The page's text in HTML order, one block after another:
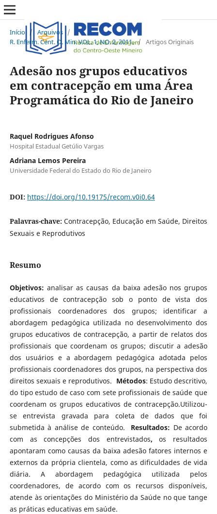
Início / Arquivos /
R. Enferm. Cent. O. Min. VOL. 1, NO. 2, 2011. / Artigos Originais
Adesão nos grupos educativos
em contracepção em uma Área
Programática do Rio de Janeiro
Raquel Rodrigues Afonso
Hospital Estadual Getúlio Vargas
Adriana Lemos Pereira
Universidade Federal do Estado do Rio de Janeiro
DOI: https://doi.org/10.19175/recom.v0i0.64
Palavras-chave:Contracepção, Educação em Saúde, Direitos
Sexuais e Reprodutivos
Resumo
Objetivos:analisar as causas da baixa adesão nos grupos
educativos de contracepção sob o ponto de vista dos
profissionais coordenadores dos grupos; identificar a
abordagem pedagógica utilizada no desenvolvimento dos
grupos educativos de contracepção, a partir de relatos dos
profissionais que coordenam os grupos; discutir a adesão
dos usuários e a abordagem pedagógica adotada pelos
profissionais coordenadores dos grupos, na perspectiva dos
direitos sexuais e reprodutivos. Métodos: Estudo descritivo,
do tipo estudo de caso com sete profissionais de saúde que
coordenam os grupos educativos de contracepção.Utilizou-
se entrevista gravada para coleta de dados que foi
submetida à análise de conteúdo. Resultados: De acordo
com as concepções dos entrevistados,os resultados
apontaram como causas da baixa adesão fatores internos e
externos da própria clientela, como as dificuldades de vida
diária. A abordagem pedagógica utilizada pelos
coordenadores, de acordo com os recursos disponíveis,
atende às orientações do Ministério da Saúde no que tange
as práticas educativas em saúde.